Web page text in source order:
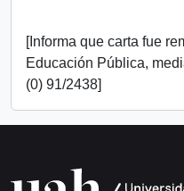
[Informa que carta fue
Educación Pública,
(0) 91/2438]